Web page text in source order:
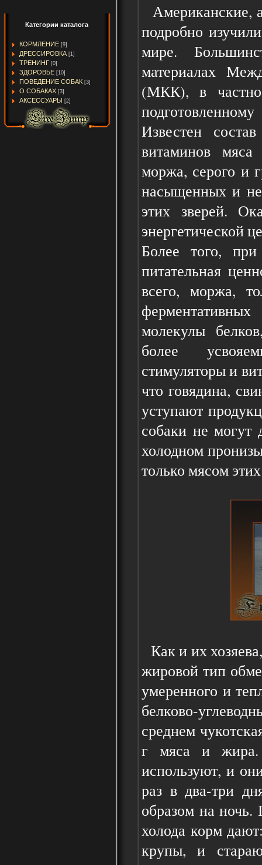
Категории каталога
КОРМЛЕНИЕ [9]
ДРЕССИРОВКА [1]
ТРЕНИНГ [0]
ЗДОРОВЬЕ [10]
ПОВЕДЕНИЕ СОБАК [3]
О СОБАКАХ [3]
АКСЕССУАРЫ [2]
Американские,
подробно
мире.
материалах
(МКК), в
Известен
витаминов мяса
моржа, серого и
насыщенных и
этих зверей.
энергетической
Более того,
питательная
всего, моржа,
молекулы
более
стимуляторы и
что говядина,
уступают
собаки не могут
холодном
только мясом
Как и их
жировой тип
умеренного и
белково-
среднем
г мяса и жира.
используют, и
раз в два-три
образом на
холода корм
крупы, и